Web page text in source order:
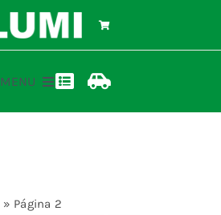
MENU
Toggle
Navigation
Toggle
Navigation
» Página 2